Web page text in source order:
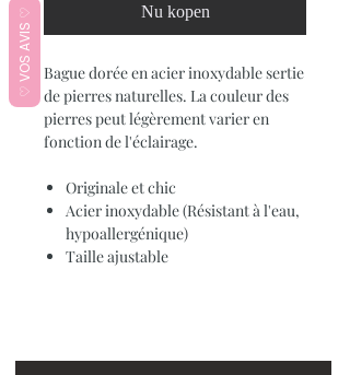
Nu kopen
Bague dorée en acier inoxydable sertie
de pierres naturelles. La couleur des
pierres peut légèrement varier en
fonction de l'éclairage.
Originale et chic
Acier inoxydable (Résistant à l'eau,
hypoallergénique)
Taille ajustable
♡ VOS AVIS ♡